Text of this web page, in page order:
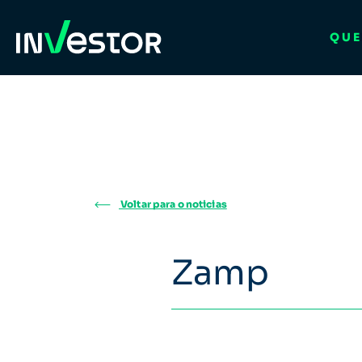
Voltar para o noticias
Zamp